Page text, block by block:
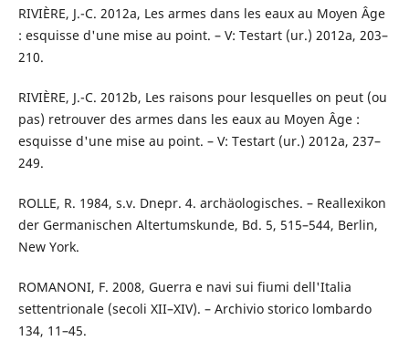
RIVIÈRE, J.-C. 2012a, Les armes dans les eaux au Moyen Âge
: esquisse d'une mise au point. – V: Testart (ur.) 2012a, 203–
210.
RIVIÈRE, J.-C. 2012b, Les raisons pour lesquelles on peut (ou
pas) retrouver des armes dans les eaux au Moyen Âge :
esquisse d'une mise au point. – V: Testart (ur.) 2012a, 237–
249.
ROLLE, R. 1984, s.v. Dnepr. 4. archäologisches. – Reallexikon
der Germanischen Altertumskunde, Bd. 5, 515–544, Berlin,
New York.
ROMANONI, F. 2008, Guerra e navi sui fiumi dell'Italia
settentrionale (secoli XII–XIV). – Archivio storico lombardo
134, 11–45.